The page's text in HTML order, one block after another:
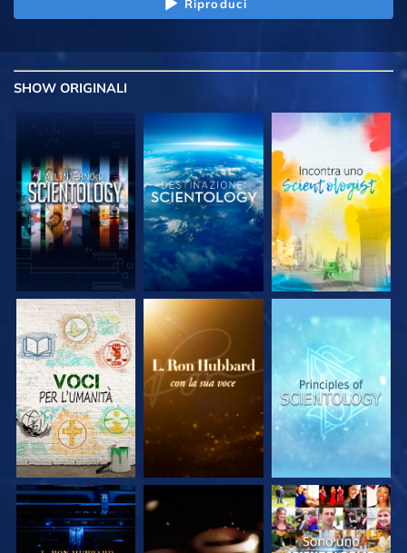
Riproduci
SHOW ORIGINALI
ESPLORA LE
SERIE
ESPLORA LE
SERIE
ESPLORA LE
SERIE
ESPLORA LE
ESPLORA LE
GUARDA